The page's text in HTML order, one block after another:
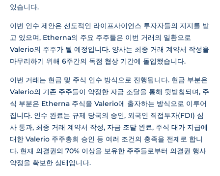
있습니다.
이번 인수 제안은 선도적인 라이프사이언스 투자자들의 지지를 받
고 있으며, Etherna의 주요 주주들은 이번 거래의 일환으로
Valerio의 주주가 될 예정입니다. 양사는 최종 거래 계약서 작성을
마무리하기 위해 6주간의 독점 협상 기간에 돌입했습니다.
이번 거래는 현금 및 주식 인수 방식으로 진행됩니다. 현금 부분은
Valerio의 기존 주주들이 약정한 자금 조달을 통해 뒷받침되며, 주
식 부분은 Etherna 주식을 Valerio에 출자하는 방식으로 이루어
집니다. 인수 완료는 규제 당국의 승인, 외국인 직접투자(FDI) 심
사 통과, 최종 거래 계약서 작성, 자금 조달 완료, 주식 대가 지급에
대한 Valerio 주주총회 승인 등 여러 조건의 충족을 전제로 합니
다. 현재 의결권의 70% 이상을 보유한 주주들로부터 의결권 행사
약정을 확보한 상태입니다.